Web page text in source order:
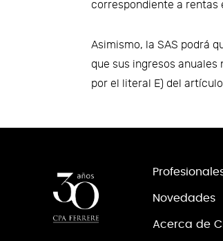
correspondiente a rentas
Asimismo, la SAS podrá
que sus ingresos anuales
por el literal E) del
Novedades
Acerca de